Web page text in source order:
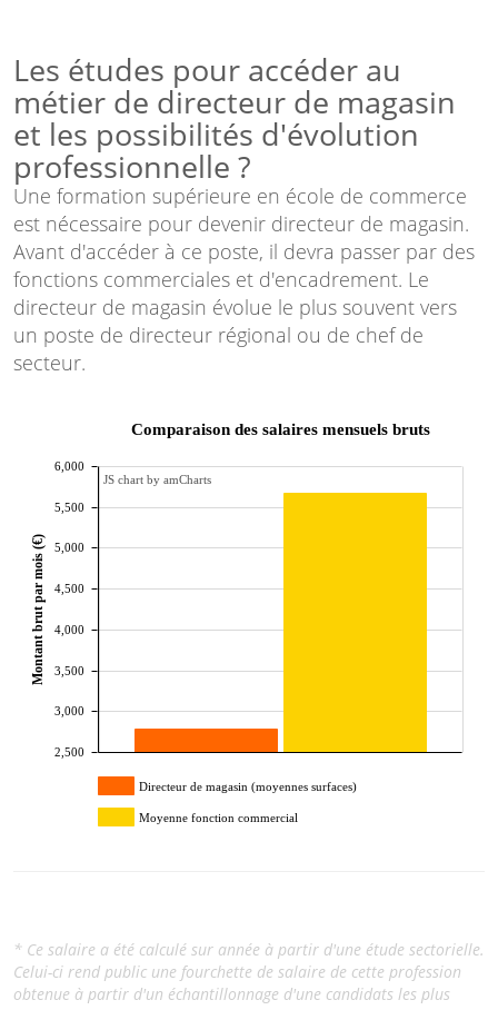
Les études pour accéder au
métier de directeur de magasin
et les possibilités d'évolution
professionnelle ?
Une formation supérieure en école de commerce
est nécessaire pour devenir directeur de magasin.
Avant d'accéder à ce poste, il devra passer par des
fonctions commerciales et d'encadrement. Le
directeur de magasin évolue le plus souvent vers
un poste de directeur régional ou de chef de
secteur.
2,500
3,000
3,500
4,000
4,500
5,000
5,500
6,000
Montant brut par mois (€)
Comparaison des salaires mensuels bruts
JS chart by amCharts
Directeur de magasin (moyennes surfaces)
Moyenne fonction commercial
* Ce salaire a été calculé sur année à partir d'une étude sectorielle.
Celui-ci rend public une fourchette de salaire de cette profession
obtenue à partir d'un échantillonnage d'une candidats les plus